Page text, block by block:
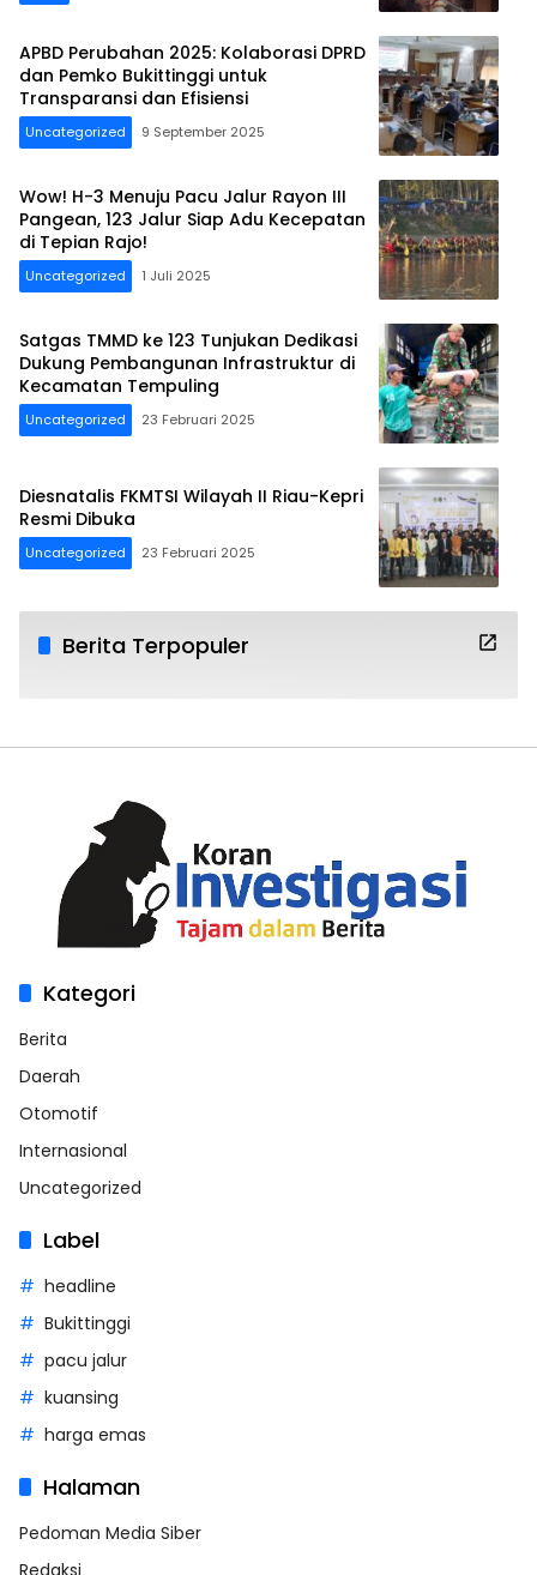
APBD Perubahan 2025: Kolaborasi DPRD
dan Pemko Bukittinggi untuk
Transparansi dan Efisiensi
Uncategorized 9 September 2025
Wow! H-3 Menuju Pacu Jalur Rayon III
Pangean, 123 Jalur Siap Adu Kecepatan
di Tepian Rajo!
Uncategorized 1 Juli 2025
Satgas TMMD ke 123 Tunjukan Dedikasi
Dukung Pembangunan Infrastruktur di
Kecamatan Tempuling
Uncategorized 23 Februari 2025
Diesnatalis FKMTSI Wilayah II Riau-Kepri
Resmi Dibuka
Uncategorized 23 Februari 2025
Berita Terpopuler
Kategori
Berita
Daerah
Otomotif
Internasional
Uncategorized
Label
headline
Bukittinggi
pacu jalur
kuansing
harga emas
Halaman
Pedoman Media Siber
Redaksi